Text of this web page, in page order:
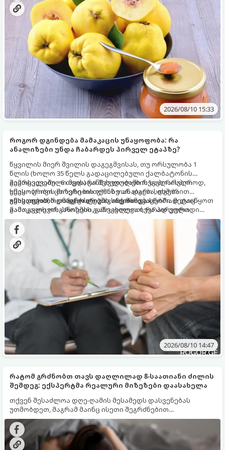
2026/08/10 15:33
როგორ დგინდება მამაკაცის უნაყოფობა: რა
ანალიზები უნდა ჩაბარდეს პირველ ეტაპზე?
წყვილის მიერ შვილის დაგეგმვისას, თუ ორსულობა 1
წლის (ხოლო 35 წელს გადაცილებული ქალბატონის
შემთხვევაში - 6 თვის) განმავლობაში რეგულარული
სქესობრივი ცხოვრების ფონზე არ დგება, დგება
უნაყოფობის დიაგნოსტიკის საჭიროება.
გავრცელებული მცდარი შეხედულების საპირისპიროდ,
უნაყოფობის მიზეზი თითქმის თანაბარი სიხშირით
გვხვდება როგორც ქალებში, ისე მამაკაცებში. მეტიც -
მამაკაცის ორგანიზმის გამოკვლევა ბევრად უფრო
მარტივი, სწრაფი და ნაკლებად ინვაზიურია.
იმისათვის, რომ დრო არ დაკარგოთ და სწორად დაიწყოთ
გამოკვლევის პროცესი, განვიხილოთ, რა პირველადი
ანალიზები და კვლევები უნდა ჩააბაროს მამაკაცმა.
2026/08/10 14:47
რატომ გრძნობთ თავს დაღლილად 8-საათიანი ძილის
შემდეგ: ექსპერტმა რეალური მიზეზები დაასახელა
თქვენ შესაძლოა დღე-ღამის მესამედს დასვენებას
უთმობდეთ, მაგრამ მაინც ისეთი შეგრძნებით
იღვიძებდეთ, თითქოს საერთოდ არ გძინებიათ. გამოცემა
Fox News წერს იმის შესახებ, თუ რატომ არ არის საათების
რაოდენობა მხნეობის გარანტია.